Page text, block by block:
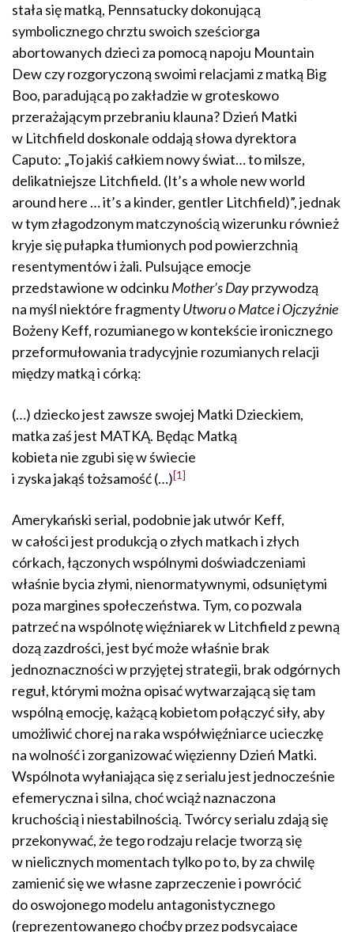
stała się matką, Pennsatucky dokonującą
symbolicznego chrztu swoich sześciorga
abortowanych dzieci za pomocą napoju Mountain
Dew czy rozgoryczoną swoimi relacjami z matką Big
Boo, paradującą po zakładzie w groteskowo
przerażającym przebraniu klauna? Dzień Matki
w Litchfield doskonale oddają słowa dyrektora
Caputo: „To jakiś całkiem nowy świat… to milsze,
delikatniejsze Litchfield. (It’s a whole new world
around here … it’s a kinder, gentler Litchfield)”, jednak
w tym złagodzonym matczynością wizerunku również
kryje się pułapka tłumionych pod powierzchnią
resentymentów i żali. Pulsujące emocje
przedstawione w odcinku Mother’s Dayprzywodzą
na myśl niektóre fragmentyUtworu o Matce i Ojczyźnie
Bożeny Keff, rozumianego w kontekście ironicznego
przeformułowania tradycyjnie rozumianych relacji
między matką i córką:
(…) dziecko jest zawsze swojej Matki Dzieckiem,
matka zaś jest MATKĄ. Będąc Matką
kobieta nie zgubi się w świecie
i zyska jakąś tożsamość (…)[1]
Amerykański serial, podobnie jak utwór Keff,
w całości jest produkcją o złych matkach i złych
córkach, łączonych wspólnymi doświadczeniami
właśnie bycia złymi, nienormatywnymi, odsuniętymi
poza margines społeczeństwa. Tym, co pozwala
patrzeć na wspólnotę więźniarek w Litchfield z pewną
dozą zazdrości, jest być może właśnie brak
jednoznaczności w przyjętej strategii, brak odgórnych
reguł, którymi można opisać wytwarzającą się tam
wspólną emocję, każącą kobietom połączyć siły, aby
umożliwić chorej na raka współwięźniarce ucieczkę
na wolność i zorganizować więzienny Dzień Matki.
Wspólnota wyłaniająca się z serialu jest jednocześnie
efemeryczna i silna, choć wciąż naznaczona
kruchością i niestabilnością. Twórcy serialu zdają się
przekonywać, że tego rodzaju relacje tworzą się
w nielicznych momentach tylko po to, by za chwilę
zamienić się we własne zaprzeczenie i powrócić
do oswojonego modelu antagonistycznego
(reprezentowanego choćby przez podsycające